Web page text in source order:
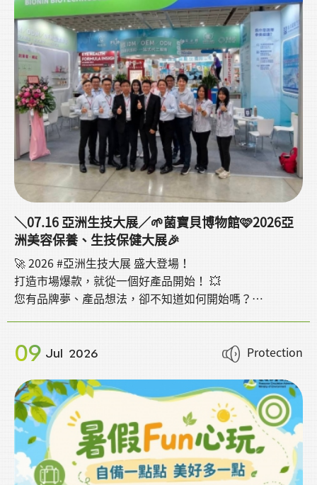
＼07.16 亞洲生技大展／🌱菌寶貝博物館🩷2026亞
洲美容保養、生技保健大展🎉
🚀 2026 #亞洲生技大展 盛大登場！
打造市場爆款，就從一個好產品開始！ 💥
您有品牌夢、產品想法，卻不知道如何開始嗎？
紅
一起聊聊市場趨勢與產品開發！
我們不只是代工，更是您的研發夥伴🤝
🔬 一站式研發型製造｜3DM．IDM × ODM × OEM
從市場分析、專利原料、配方開發、劑型設計、包裝規劃
到量產上市，協助您打造市場獨特、有感且具競爭力的專
屬商品！
09 Jul 2026 Protection